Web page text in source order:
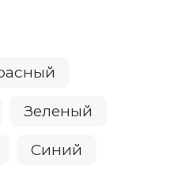
Зеленый
Cиний